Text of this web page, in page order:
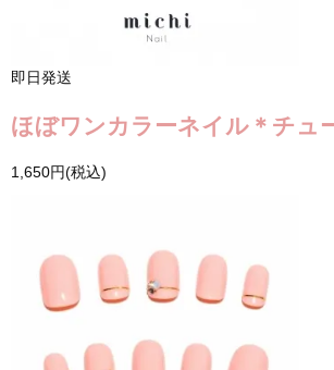
即日発送
ほぼワンカラーネイル＊チュ
1,650円(税込)